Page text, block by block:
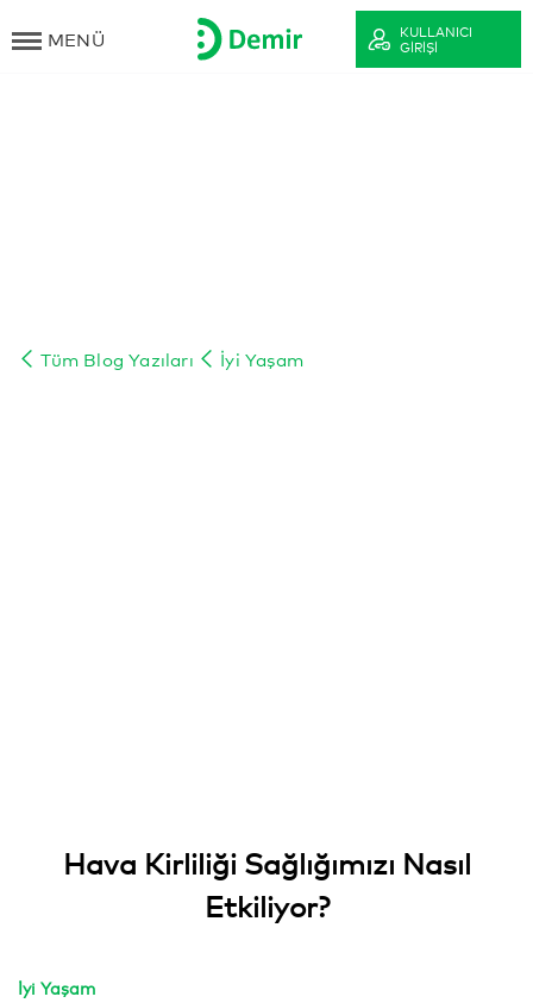
MENÜ
KULLANICI
GIRIŞI
Tüm Blog Yazıları İyi Yaşam
Hava Kirliliği Sağlığımızı Nasıl
Etkiliyor?
İyi Yaşam